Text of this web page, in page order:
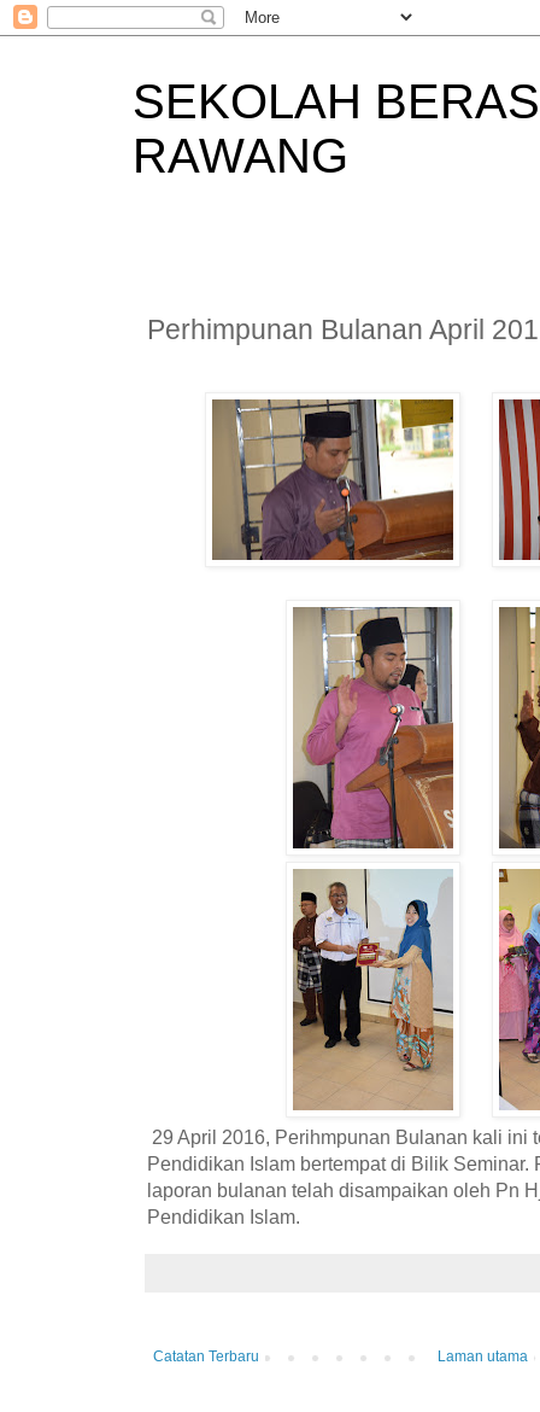
SEKOLAH
RAWANG
Perhimpunan Bulanan April
29 April 2016, Perihmpunan Bulanan kali ini
Pendidikan Islam bertempat di Bilik Seminar.
laporan bulanan telah disampaikan oleh Pn
Pendidikan Islam.
Catatan Terbaru Laman utama